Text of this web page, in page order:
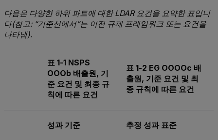
다음은 다양한 하위 파트에 대한 LDAR 요건을 요약한 표입니
다(참고: “기준선에서”는 이전 규제 프레임워크 또는 요건을
나타냄).
표 1-1 NSPS
OOOb 배출원, 기
준 요건 및 최종 규
칙에 따른 요건
표 1-2 EG OOOOc 배
출원, 기준 요건 및 최
종 규칙에 따른 요건
성과 기준 추정 성과 표준